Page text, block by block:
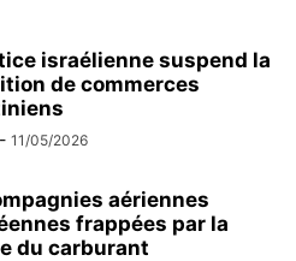
israélienne suspend la
de commerces
- 11/05/2026
aériennes
frappées par la
du carburant